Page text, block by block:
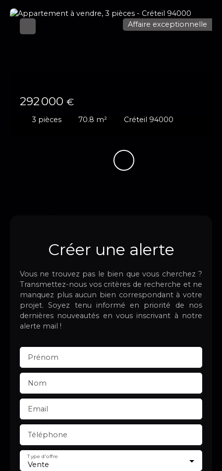
292 000 €
3 pièces 70.8 m² Créteil 94000
Affaire exceptionnelle
Créer une alerte
Vous ne trouvez pas le bien que vous cherchez ?
Transmettez-nous vos critères de recherche et ne
manquez plus aucun bien correspondant à votre
projet. Soyez tenu informé en priorité de nos
dernières nouveautés en vous inscrivant à notre
alerte mail !
Prénom
Nom
Email
Téléphone
Vente
Type d'offre